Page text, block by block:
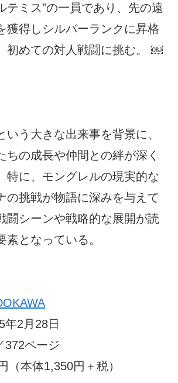
テミス”の一員であり、先の遠
獲得しシルバーランクに昇格
初めての対人戦闘に挑む。 ￼
いう大きな出来事を背景に、
ちの成長や仲間との絆が深く
特に、モングレルの現実的な
の挑戦が物語に深みを与えて
闘シーンや戦略的な展開が読
素となっている。
年2月28日
372ページ
（本体1,350円＋税）